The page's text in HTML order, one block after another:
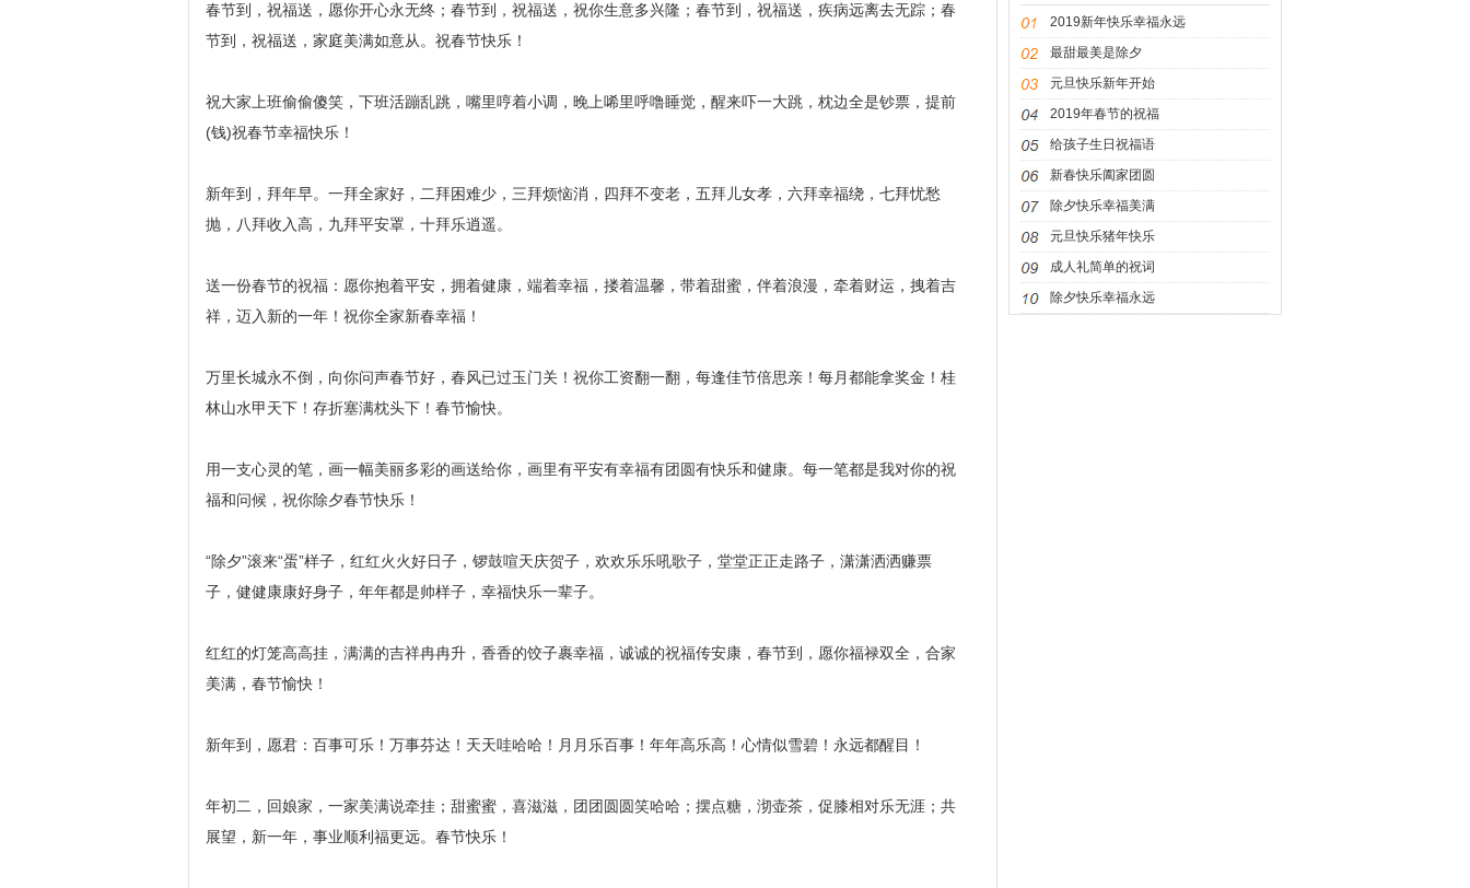
春节到，祝福送，愿你开心永无终；春节到，祝福送，祝你生意多兴隆；春节到，祝福送，疾病远离去无踪；春
节到，祝福送，家庭美满如意从。祝春节快乐！
祝大家上班偷偷傻笑，下班活蹦乱跳，嘴里哼着小调，晚上唏里呼噜睡觉，醒来吓一大跳，枕边全是钞票，提前
(钱)祝春节幸福快乐！
新年到，拜年早。一拜全家好，二拜困难少，三拜烦恼消，四拜不变老，五拜儿女孝，六拜幸福绕，七拜忧愁
抛，八拜收入高，九拜平安罩，十拜乐逍遥。
送一份春节的祝福：愿你抱着平安，拥着健康，端着幸福，搂着温馨，带着甜蜜，伴着浪漫，牵着财运，拽着吉
祥，迈入新的一年！祝你全家新春幸福！
万里长城永不倒，向你问声春节好，春风已过玉门关！祝你工资翻一翻，每逢佳节倍思亲！每月都能拿奖金！桂
林山水甲天下！存折塞满枕头下！春节愉快。
用一支心灵的笔，画一幅美丽多彩的画送给你，画里有平安有幸福有团圆有快乐和健康。每一笔都是我对你的祝
福和问候，祝你除夕春节快乐！
“除夕”滚来“蛋”样子，红红火火好日子，锣鼓喧天庆贺子，欢欢乐乐吼歌子，堂堂正正走路子，潇潇洒洒赚票
子，健健康康好身子，年年都是帅样子，幸福快乐一辈子。
红红的灯笼高高挂，满满的吉祥冉冉升，香香的饺子裹幸福，诚诚的祝福传安康，春节到，愿你福禄双全，合家
美满，春节愉快！
新年到，愿君：百事可乐！万事芬达！天天哇哈哈！月月乐百事！年年高乐高！心情似雪碧！永远都醒目！
年初二，回娘家，一家美满说牵挂；甜蜜蜜，喜滋滋，团团圆圆笑哈哈；摆点糖，沏壶茶，促膝相对乐无涯；共
展望，新一年，事业顺利福更远。春节快乐！
2019新年快乐幸福永远
最甜最美是除夕
元旦快乐新年开始
2019年春节的祝福
给孩子生日祝福语
新春快乐阖家团圆
除夕快乐幸福美满
元旦快乐猪年快乐
成人礼简单的祝词
除夕快乐幸福永远